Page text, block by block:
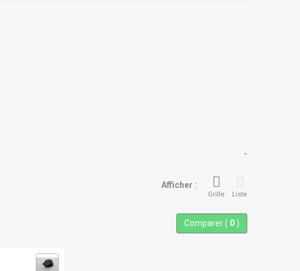
-
Afficher :
Grille Liste
Comparer ( 0 )